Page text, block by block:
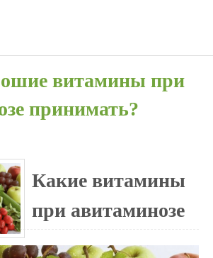
витамины при
принимать?
Какие витамины
при авитаминозе